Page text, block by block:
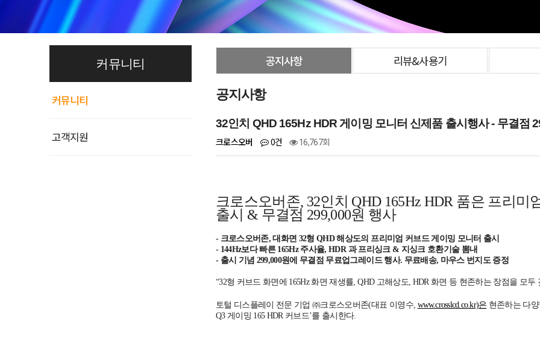
커뮤니티
커뮤니티
고객지원
공지사항 리뷰&사용기
공지사항
32인치 QHD 165Hz HDR 게이밍 모니터 신제품 출시행사 - 무결점
크로스오버 0건 16,767회
크로스오버존, 32인치 QHD 165Hz HDR 품은 프리미
출시 & 무결점 299,000원 행사
- 크로스오버존, 대화면 32형 QHD 해상도의 프리미엄 커브드 게이밍 모니터 출시
- 144Hz보다 빠른 165Hz 주사율, HDR 과 프리싱크 & 지싱크 호환기술 뽐내
- 출시 기념 299,000원에 무결점 무료업그레이드 행사. 무료배송, 마우스 번지도 증정
“32형 커브드 화면에 165Hz 화면 재생률, QHD 고해상도, HDR 화면 등 현존하는 장점을 모
토털 디스플레이 전문 기업 ㈜크로스오버존(대표 이영수, www.crosslcd.co.kr)은 현존하는 다
Q3 게이밍 165 HDR 커브드’를 출시한다.